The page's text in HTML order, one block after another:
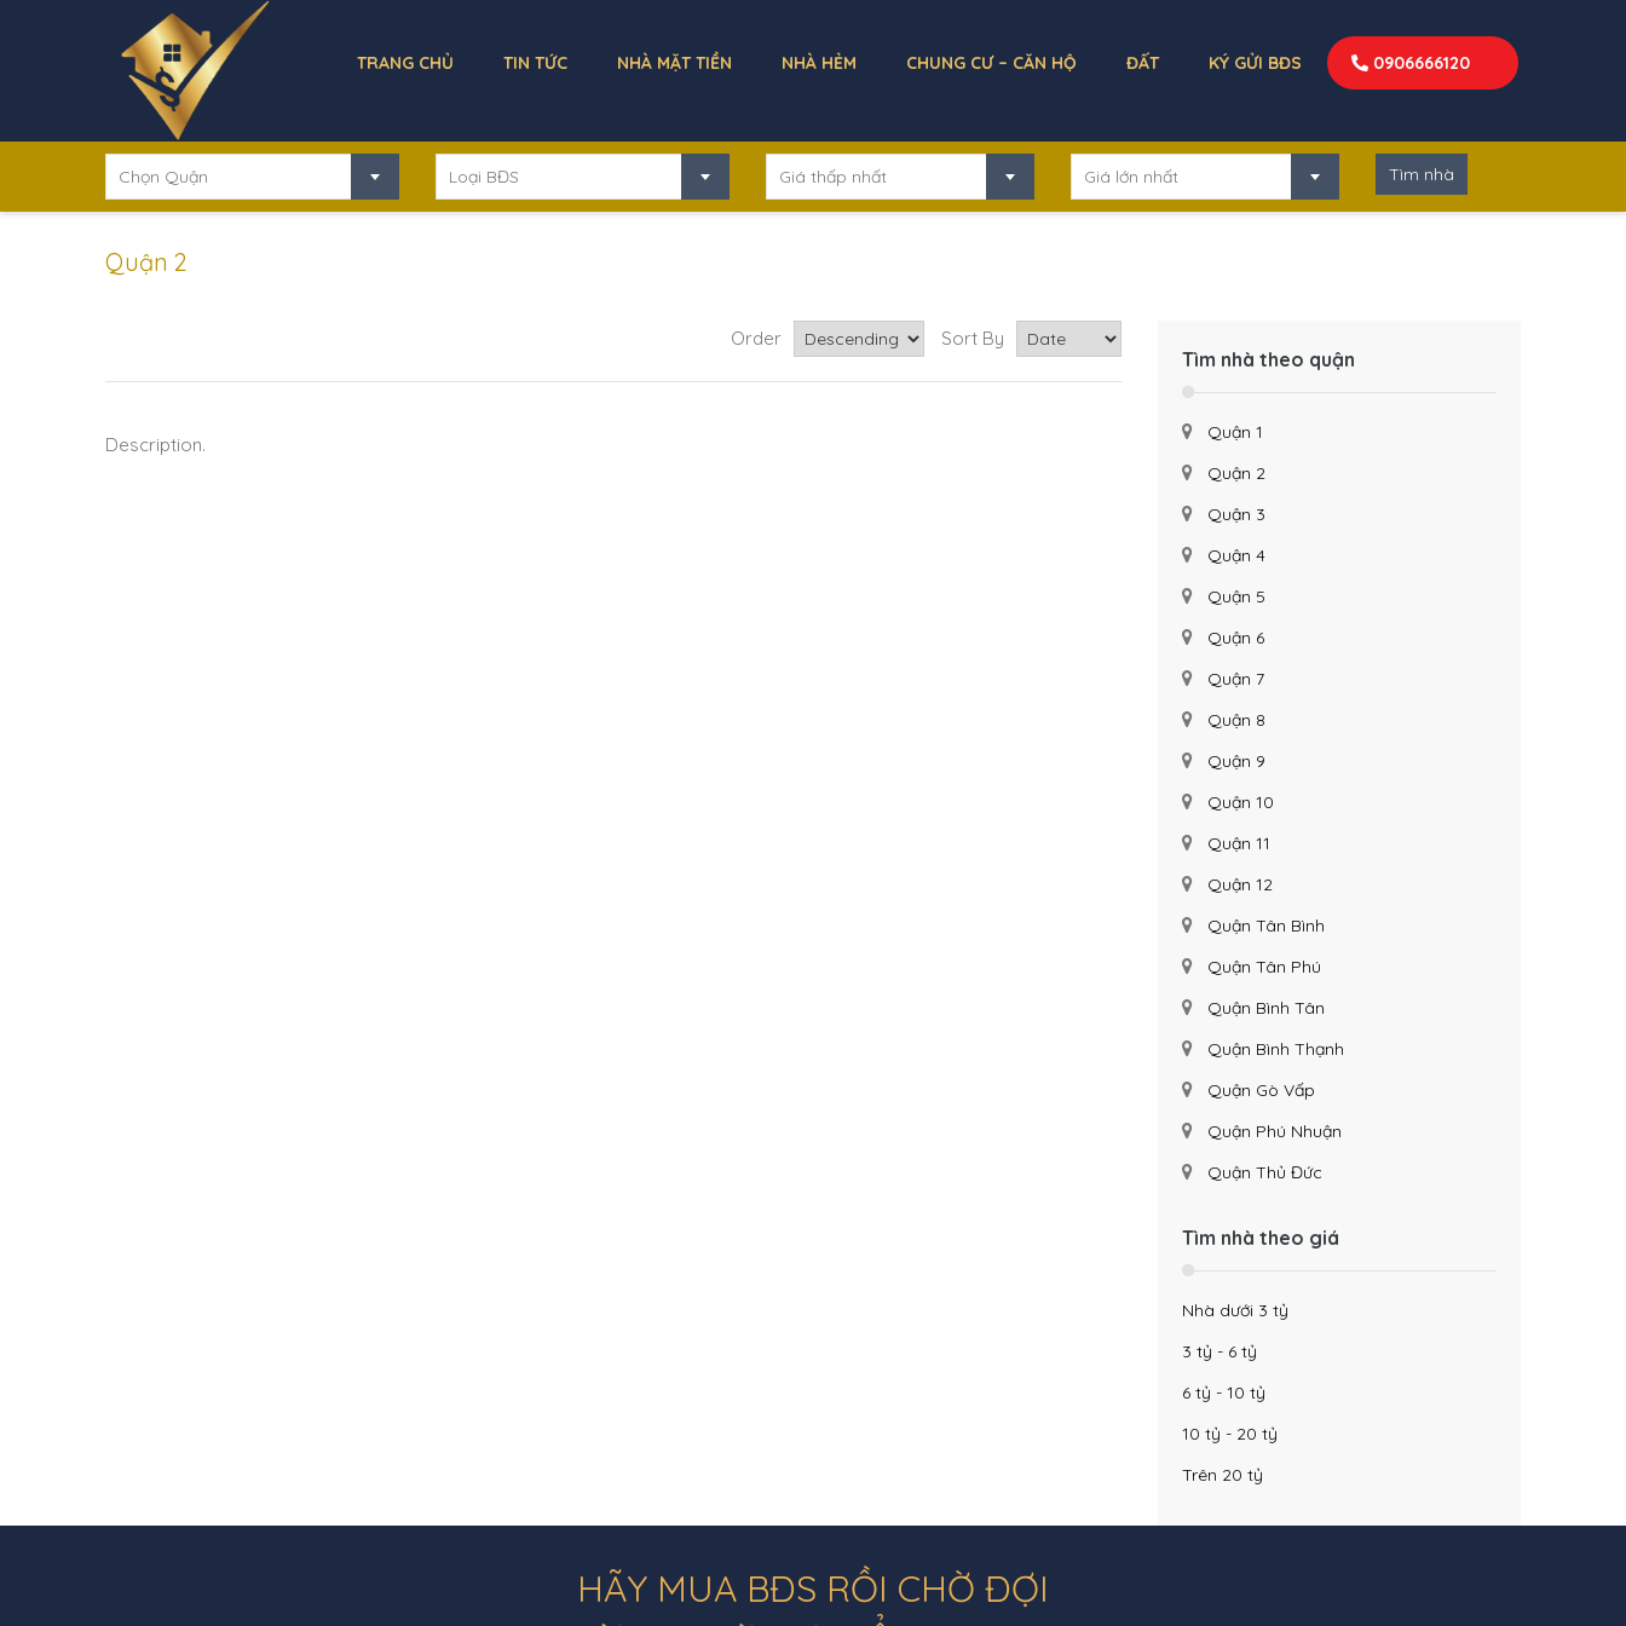
TRANG CHỦ TIN TỨC NHÀ MẶT TIỀN NHÀ HẺM CHUNG CƯ – CĂN HỘ ĐẤT KÝ GỬI BĐS 0906666120
Quận 2
Chọn Quận Loại BĐS Giá thấp nhất Giá lớn nhất
Order Sort By
Description.
Tìm nhà theo quận
Quận 1
Quận 2
Quận 3
Quận 4
Quận 5
Quận 6
Quận 7
Quận 8
Quận 9
Quận 10
Quận 11
Quận 12
Quận Tân Bình
Quận Tân Phú
Quận Bình Tân
Quận Bình Thạnh
Quận Gò Vấp
Quận Phú Nhuận
Quận Thủ Đức
Tìm nhà theo giá
Nhà dưới 3 tỷ
3 tỷ - 6 tỷ
6 tỷ - 10 tỷ
10 tỷ - 20 tỷ
Trên 20 tỷ
HÃY MUA BĐS RỒI CHỜ ĐỢI